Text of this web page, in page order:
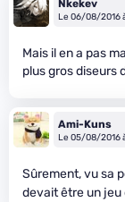
Nkekev
Le 06/08/2016
Mais il en a pas
plus gros diseurs
Ami-Kuns
Le 05/08/2016
Sûrement, vu sa
devait être un jeu